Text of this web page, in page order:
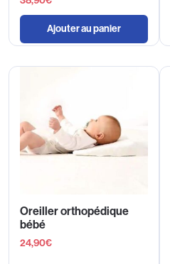
Ajouter au panier
Oreiller orthopédique
bébé
24,90€